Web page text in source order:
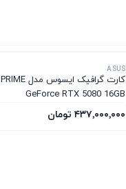
ASUS
کارت گرافیک ایسوس مدل PRIME
GeForce RTX 5080 16GB
GDDR7 OC Edition
۴۳۷٬۰۰۰٬۰۰۰ تومان